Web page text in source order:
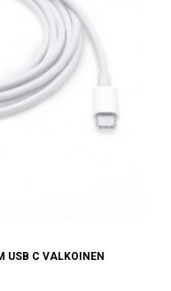
USB C VALKOINEN